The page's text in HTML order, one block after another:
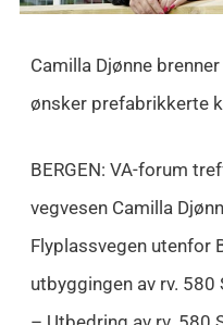
Camilla Djønne
ønsker prefabrikkerte
BERGEN: VA-forum
vegvesen Camilla
Flyplassvegen utenfor
utbyggingen av rv.